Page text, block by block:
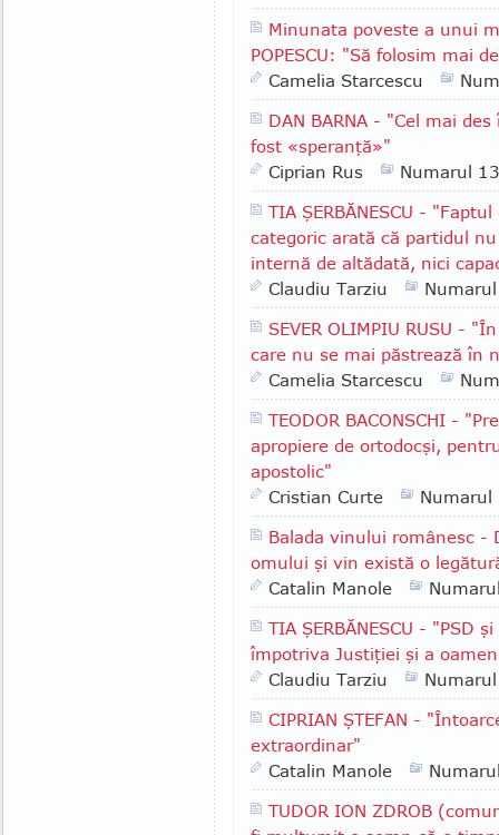
Minunata poveste a unui
POPESCU: "Să folosim mai
Camelia Starcescu
DAN BARNA - "Cel mai
fost «speranţă»"
Ciprian Rus
Numarul
TIA ŞERBĂNESCU -
categoric arată că partidul
internă de altădată, nici
Claudiu Tarziu
SEVER OLIMPIU RUSU -
care nu se mai păstrează în
Camelia Starcescu
TEODOR BACONSCHI -
apropiere de ortodocşi,
apostolic"
Cristian Curte
Numarul
Balada vinului românesc
omului şi vin există o
Catalin Manole
TIA ŞERBĂNESCU - "PSD
împotriva Justiţiei şi a
Claudiu Tarziu
CIPRIAN ŞTEFAN -
extraordinar"
Catalin Manole
TUDOR ION ZDROB